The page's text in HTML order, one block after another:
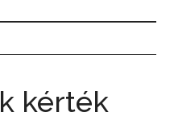
kérték